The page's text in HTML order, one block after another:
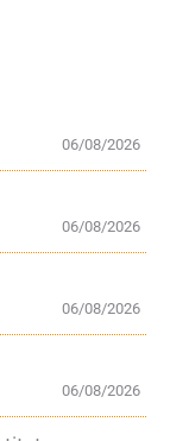
06/08/2026
06/08/2026
06/08/2026
06/08/2026